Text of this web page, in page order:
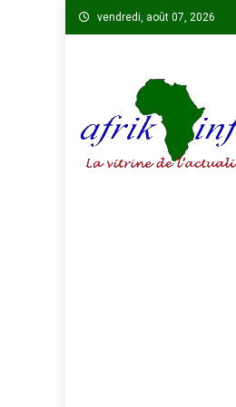
Skip
to
vendredi, août 07, 2026